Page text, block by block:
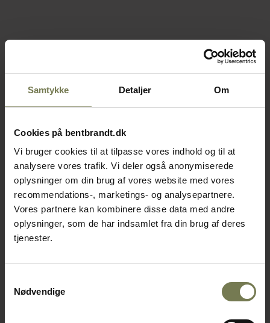
Samtykke Detaljer Om
Cookies på bentbrandt.dk
Vi bruger cookies til at tilpasse vores indhold og til at
analysere vores trafik. Vi deler også anonymiserede
oplysninger om din brug af vores website med vores
recommendations-, marketings- og analysepartnere.
Vores partnere kan kombinere disse data med andre
oplysninger, som de har indsamlet fra din brug af deres
tjenester.
Nødvendige